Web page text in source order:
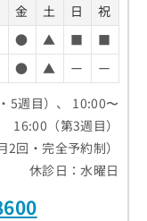
金 土 日
祝
● ▲ ■
■
● ▲ ー
ー
週目）、 10:00〜
16:00（第3週目）
・完全予約制）
休診日：水曜日